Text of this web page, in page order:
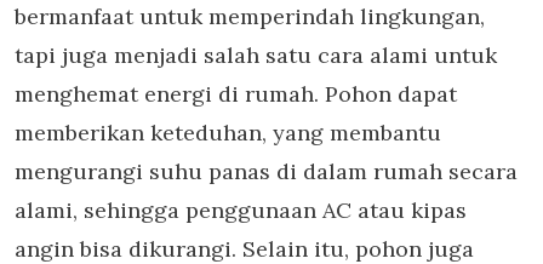
bermanfaat untuk memperindah lingkungan,
tapi juga menjadi salah satu cara alami untuk
menghemat energi di rumah. Pohon dapat
memberikan keteduhan, yang membantu
mengurangi suhu panas di dalam rumah secara
alami, sehingga penggunaan AC atau kipas
angin bisa dikurangi. Selain itu, pohon juga